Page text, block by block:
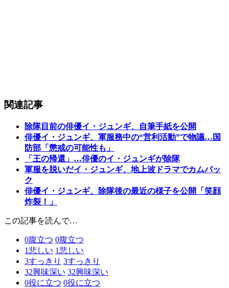
関連記事
除隊目前の俳優イ・ジュンギ、自筆手紙を公開
俳優イ・ジュンギ、軍服務中の“営利活動”で物議…国
防部「懲戒の可能性も」
「王の帰還」…俳優のイ・ジュンギが除隊
軍服を脱いだイ・ジュンギ、地上波ドラマでカムバッ
ク
俳優イ・ジュンギ、除隊後の最近の様子を公開「笑顔
炸裂！」
この記事を読んで…
0腹立つ 0腹立つ
1悲しい 1悲しい
3すっきり 3すっきり
32興味深い 32興味深い
0役に立つ 0役に立つ